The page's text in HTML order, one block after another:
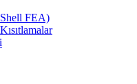
FEA)